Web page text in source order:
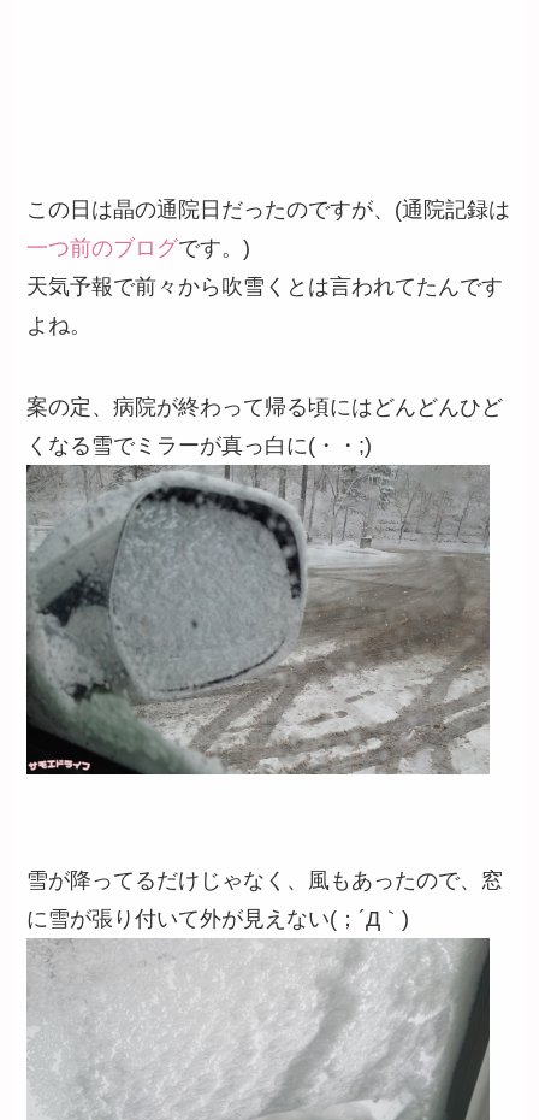
この日は晶の通院日だったのですが、(通院記録は
一つ前のブログです。)
天気予報で前々から吹雪くとは言われてたんです
よね。
案の定、病院が終わって帰る頃にはどんどんひど
くなる雪でミラーが真っ白に(・・;)
雪が降ってるだけじゃなく、風もあったので、窓
に雪が張り付いて外が見えない(；´Д｀)